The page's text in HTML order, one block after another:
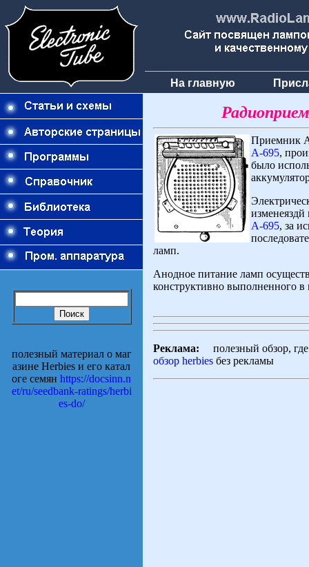
На главную
полезный материал о маг
азине Herbies и его катал
оге семян https://docsinn.n
et/ru/seedbank-ratings/herbi
es-do/
Приемник
А-695,
было
А-695, за
ламп.
Анодное питание ламп
конструктивно выполненного в
Реклама: полезный обзор, где
обзор herbies без рекламы